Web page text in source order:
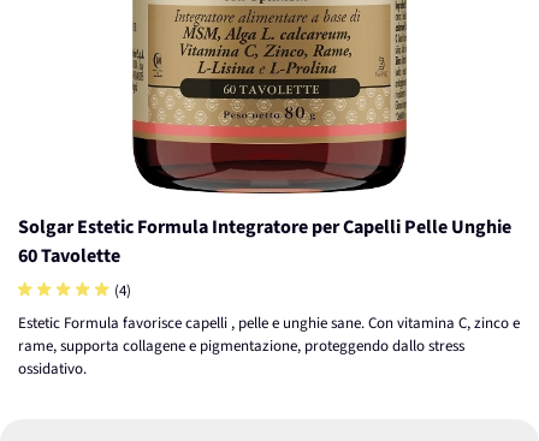
Solgar Estetic Formula Integratore per Capelli Pelle Unghie
60 Tavolette
(4)
Estetic Formula favorisce capelli , pelle e unghie sane. Con vitamina C, zinco e
rame, supporta collagene e pigmentazione, proteggendo dallo stress
ossidativo.